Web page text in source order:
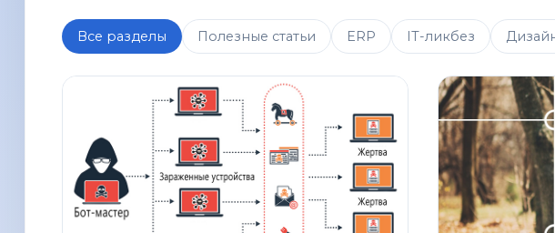
Все разделы Полезные статьи ERP IT-ликбез